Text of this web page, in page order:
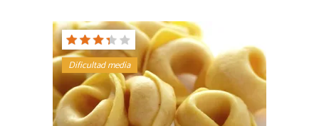
Dificultad media